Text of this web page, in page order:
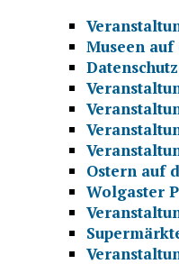
Museen
Ostern auf
Wolgaster